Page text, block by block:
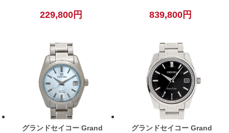
文字盤【中古】
229,800円
メンズ 腕時計 レッド 【中
839,800円
グランドセイコー Grand
グランドセイコー Grand